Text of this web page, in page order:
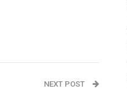
NEXT POST